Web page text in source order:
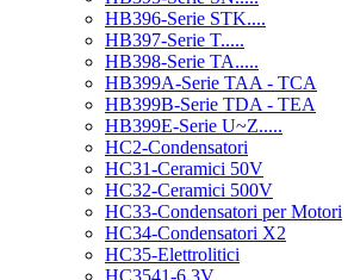
HB396-Serie STK....
HB397-Serie T.....
HB398-Serie TA.....
HB399A-Serie TAA - TCA
HB399B-Serie TDA - TEA
HB399E-Serie U~Z.....
HC2-Condensatori
HC31-Ceramici 50V
HC32-Ceramici 500V
HC33-Condensatori per Motori
HC34-Condensatori X2
HC35-Elettrolitici
HC3541-6,3V